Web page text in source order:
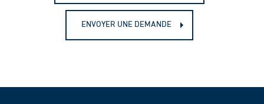
ENVOYER UNE DEMANDE